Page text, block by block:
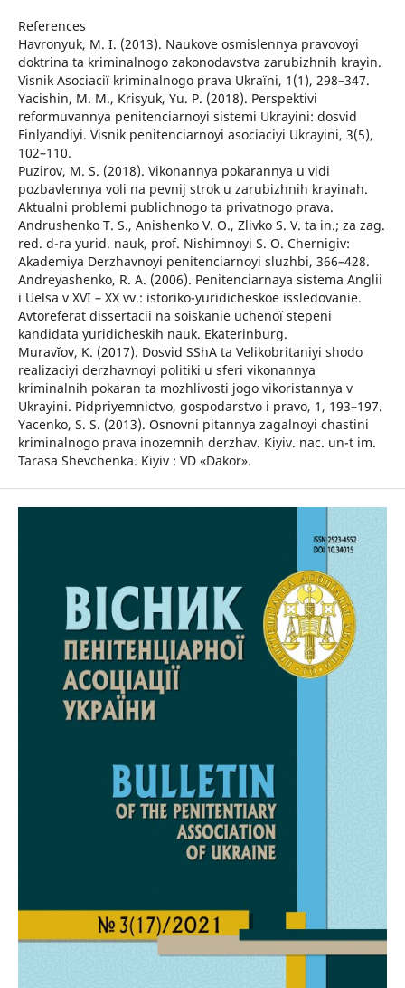
References
Havronyuk, M. I. (2013). Naukove osmislennya pravovoyi
doktrina ta kriminalnogo zakonodavstva zarubizhnih krayin.
Visnik Asociaciï kriminalnogo prava Ukraïni, 1(1), 298–347.
Yacishin, M. M., Krisyuk, Yu. P. (2018). Perspektivi
reformuvannya penitenciarnoyi sistemi Ukrayini: dosvid
Finlyandiyi. Visnik penitenciarnoyi asociaciyi Ukrayini, 3(5),
102–110.
Puzirov, M. S. (2018). Vikonannya pokarannya u vidi
pozbavlennya voli na pevnij strok u zarubizhnih krayinah.
Aktualni problemi publichnogo ta privatnogo prava.
Andrushenko T. S., Anishenko V. O., Zlivko S. V. ta in.; za zag.
red. d-ra yurid. nauk, prof. Nishimnoyi S. O. Chernigiv:
Akademiya Derzhavnoyi penitenciarnoyi sluzhbi, 366–428.
Andreyashenko, R. A. (2006). Penitenciarnaya sistema Anglii
i Uelsa v XVI – XX vv.: istoriko-yuridicheskoe issledovanie.
Avtoreferat dissertacii na soiskanie uchenoĭ stepeni
kandidata yuridicheskih nauk. Ekaterinburg.
Muravĭov, K. (2017). Dosvid SShA ta Velikobritaniyi shodo
realizaciyi derzhavnoyi politiki u sferi vikonannya
kriminalnih pokaran ta mozhlivosti jogo vikoristannya v
Ukrayini. Pidpriyemnictvo, gospodarstvo i pravo, 1, 193–197.
Yacenko, S. S. (2013). Osnovni pitannya zagalnoyi chastini
kriminalnogo prava inozemnih derzhav. Kiyiv. nac. un-t im.
Tarasa Shevchenka. Kiyiv : VD «Dakor».